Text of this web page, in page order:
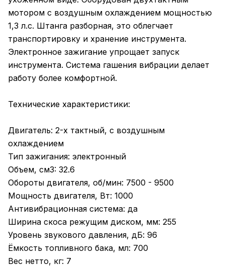
мотором с воздушным охлаждением мощностью
1,3 л.с. Штанга разборная, это облегчает
транспортировку и хранение инструмента.
Электронное зажигание упрощает запуск
инструмента. Система гашения вибрации делает
работу более комфортной.
Технические характеристики:
Двигатель: 2-х тактный, с воздушным
охлаждением
Тип зажигания: электронный
Объем, см3: 32.6
Обороты двигателя, об/мин: 7500 - 9500
Мощность двигателя, Вт: 1000
Антивибрационная система: да
Ширина скоса режущим диском, мм: 255
Уровень звукового давления, дБ: 96
Ёмкость топливного бака, мл: 700
Вес нетто, кг: 7